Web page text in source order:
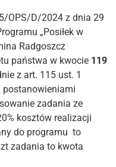
OPS/D/2024 z dnia 29
„Posiłek w
Radgoszcz
państwa w kwocie 119
z art. 115 ust. 1
postanowieniami
zadania ze
kosztów realizacji
do programu to
zadania to kwota